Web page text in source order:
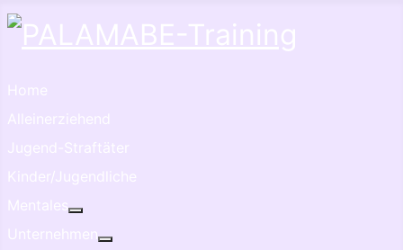
Home
Alleinerziehend
Jugend-Straftäter
Kinder/Jugendliche
Mentales
Unternehmen